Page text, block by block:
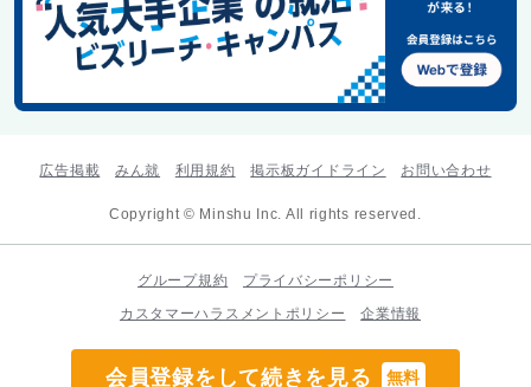
会員登録をして続きを見る 無料
広告掲載 みん就 利用規約 掲示板ガイドライン お問い合わせ
Copyright © Minshu Inc. All rights reserved.
グループ規約
プライバシーポリシー
カスタマーハラスメントポリシー
企業情報